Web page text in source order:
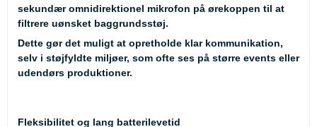
sekundær omnidirektionel mikrofon på ørekoppen til at
filtrere uønsket baggrundsstøj.
Dette gør det muligt at opretholde klar kommunikation,
selv i støjfyldte miljøer, som ofte ses på større events eller
udendørs produktioner.
Fleksibilitet og lang batterilevetid